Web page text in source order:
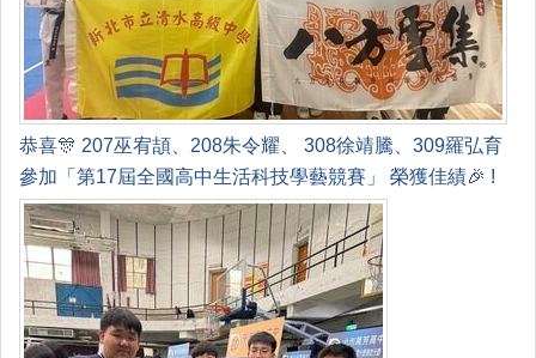
恭喜🎊 207巫宥頡、208朱令耀、 308徐靖騰、309羅弘育
參加「第17屆全國高中生活科技學藝競賽」 榮獲佳績🎉 !